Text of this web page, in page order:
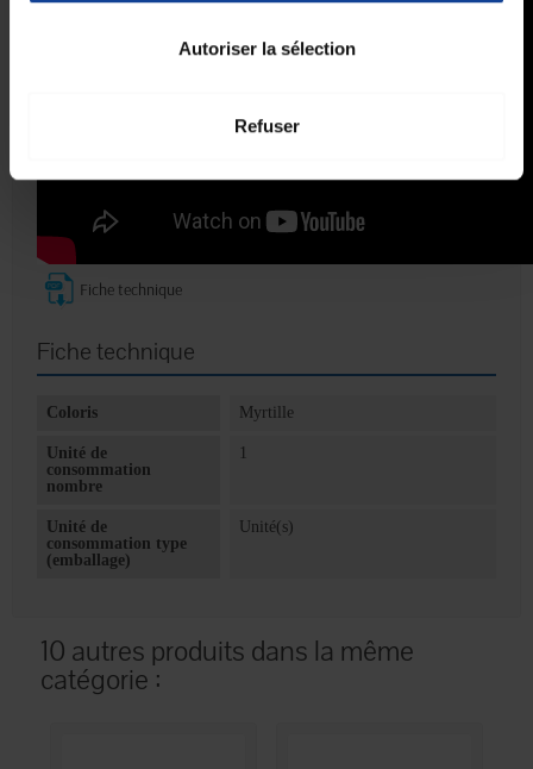
Autoriser la sélection
Refuser
Fiche technique
Fiche technique
Coloris Myrtille
Unité de
consommation
nombre
Unité de
consommation type
(emballage)
Unité(s)
10 autres produits dans la même
catégorie :